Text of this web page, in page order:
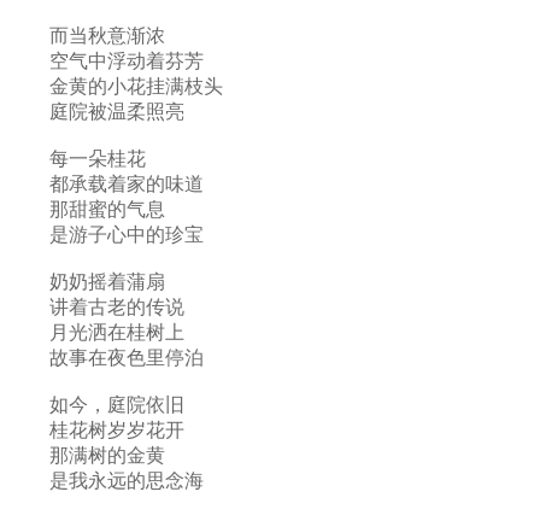
而当秋意渐浓
空气中浮动着芬芳
金黄的小花挂满枝头
庭院被温柔照亮
每一朵桂花
都承载着家的味道
那甜蜜的气息
是游子心中的珍宝
奶奶摇着蒲扇
讲着古老的传说
月光洒在桂树上
故事在夜色里停泊
如今，庭院依旧
桂花树岁岁花开
那满树的金黄
是我永远的思念海